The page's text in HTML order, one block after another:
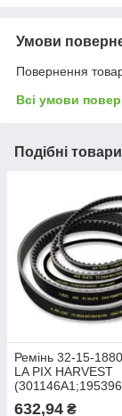
Умови
Повернення
Всі умови
Подібні
Ремінь 32-15-
LA PIX HARVEST
632,94 ₴